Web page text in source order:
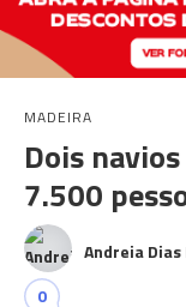
MADEIRA
Dois
7.500
Andreia
0